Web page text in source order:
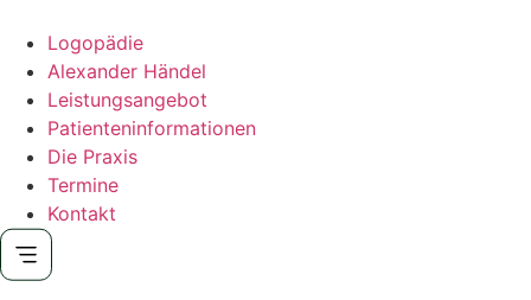
Inhalt
wechseln
Logopädie
Alexander Händel
Leistungsangebot
Patienteninformationen
Die Praxis
Termine
Kontakt